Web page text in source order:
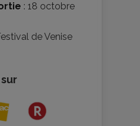
: 18 octobre
de Venise